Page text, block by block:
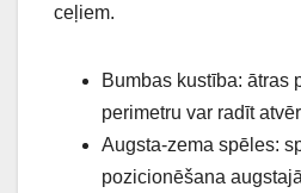
ceļiem.
Bumbas kustība: ātras
perimetru var radīt
Augsta-zema spēles:
pozicionēšana